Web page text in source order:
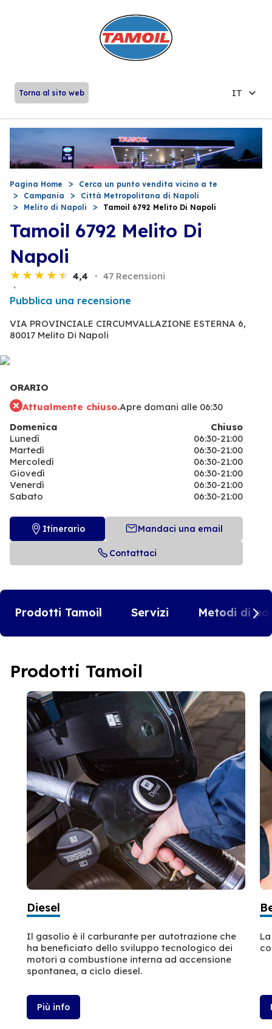
Torna al sito web IT
Pagina Home
Cerca un punto vendita vicino a te
Campania
Città Metropolitana di Napoli
Melito di Napoli
Tamoil 6792 Melito Di Napoli
Tamoil 6792 Melito Di
Napoli
4,4 47 Recensioni
Pubblica una recensione
VIA PROVINCIALE CIRCUMVALLAZIONE ESTERNA 6,
80017 Melito Di Napoli
ORARIO
Attualmente chiuso.Apre domani alle 06:30
Domenica
Chiuso
Lunedì
06:30-21:00
Martedì
06:30-21:00
Mercoledì
06:30-21:00
Giovedì
06:30-21:00
Venerdì
06:30-21:00
Sabato
06:30-21:00
Itinerario Mandaci una email
Contattaci
Prodotti Tamoil Servizi Metodi di
Prodotti Tamoil
Diesel
Il gasolio è il carburante per autotrazione che
ha beneficiato dello sviluppo tecnologico dei
motori a combustione interna ad accensione
spontanea, a ciclo diesel.
Più info